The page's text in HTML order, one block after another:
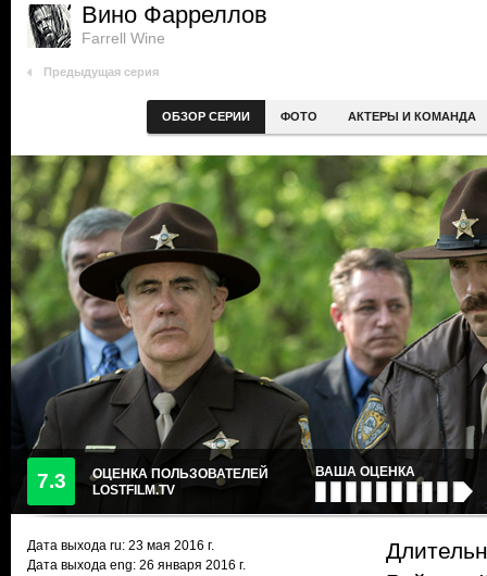
Вино Фарреллов
Farrell Wine
Предыдущая серия
ОБЗОР СЕРИИ ФОТО АКТЕРЫ И КОМАНДА
7.3
ОЦЕНКА ПОЛЬЗОВАТЕЛЕЙ
LOSTFILM.TV
ВАША ОЦЕНКА
Дата выхода ru: 23 мая 2016 г.
Дата выхода eng: 26 января 2016 г.